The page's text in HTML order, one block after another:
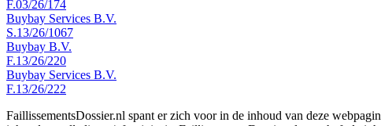
F.03/26/174
Buybay Services B.V.
S.13/26/1067
Buybay B.V.
F.13/26/220
Buybay Services B.V.
F.13/26/222
FaillissementsDossier.nl spant er zich voor in de inhoud van deze